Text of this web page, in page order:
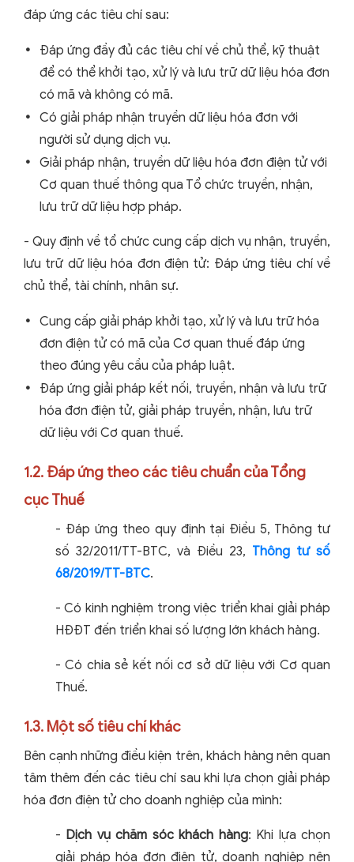
đáp ứng các tiêu chí sau:
Đáp ứng đầy đủ các tiêu chí về chủ thể, kỹ thuật
để có thể khởi tạo, xử lý và lưu trữ dữ liệu hóa đơn
có mã và không có mã.
Có giải pháp nhận truyền dữ liệu hóa đơn với
người sử dụng dịch vụ.
Giải pháp nhận, truyền dữ liệu hóa đơn điện tử với
Cơ quan thuế thông qua Tổ chức truyền, nhận,
lưu trữ dữ liệu hợp pháp.
- Quy định về tổ chức cung cấp dịch vụ nhận, truyền,
lưu trữ dữ liệuhóa đơn điện tử: Đáp ứng tiêu chí về
chủ thể, tài chính, nhân sự.
Cung cấp giải pháp khởi tạo, xử lý và lưu trữ hóa
đơn điện tử có mã của Cơ quan thuế đáp ứng
theo đúng yêu cầu của pháp luật.
Đáp ứng giải pháp kết nối, truyền, nhận và lưu trữ
hóa đơn điện tử, giải pháp truyền, nhận, lưu trữ
dữ liệu với Cơ quan thuế.
1.2. Đáp ứng theo các tiêu chuẩn của Tổng
cục Thuế
- Đáp ứng theo quy định tại Điều 5, Thông tư
số 32/2011/TT-BTC, và Điều 23, Thông tư số
68/2019/TT-BTC.
- Có kinh nghiệm trong việc triển khai giải pháp
HĐĐT đến triển khai số lượng lớn khách hàng.
- Có chia sẻ kết nối cơ sở dữ liệu với Cơ quan
Thuế.
1.3. Một số tiêu chí khác
Bên cạnh những điều kiện trên, khách hàng nên quan
tâm thêm đến các tiêu chí sau khi lựa chọn giải pháp
hóa đơn điện tử cho doanh nghiệp của mình:
- Dịch vụ chăm sóc khách hàng: Khi lựa chọn
giải pháp hóa đơn điện tử, doanh nghiệp nên